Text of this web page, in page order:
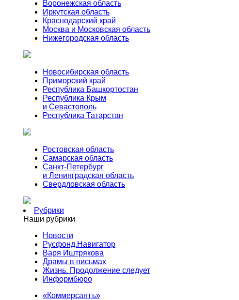
Воронежская область
Иркутская область
Краснодарский край
Москва и Московская область
Нижегородская область
Новосибирская область
Приморский край
Республика Башкортостан
Республика Крым
и Севастополь
Республика Татарстан
Ростовская область
Самарская область
Санкт-Петербург
и Ленинградская область
Свердловская область
Рубрики
Наши рубрики
Новости
Русфонд.Навигатор
Варя Иштрякова
Драмы в письмах
Жизнь. Продолжение следует
Информбюро
«Коммерсантъ»